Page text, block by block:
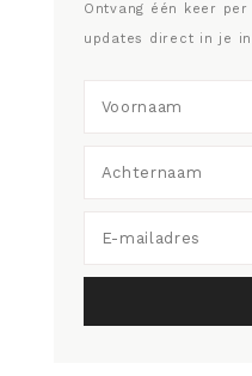
Ontvang één keer
updates direct in je